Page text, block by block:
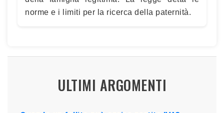
norme e i limiti per la ricerca della paternità.
ULTIMI ARGOMENTI